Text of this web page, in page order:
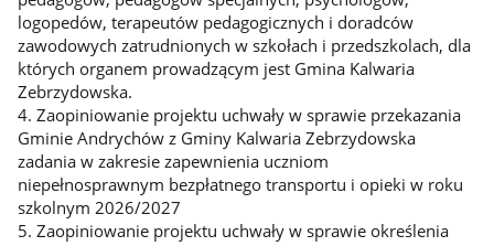
logopedów, terapeutów pedagogicznych i doradców
zawodowych zatrudnionych w szkołach i przedszkolach, dla
których organem prowadzącym jest Gmina Kalwaria
Zebrzydowska.
4. Zaopiniowanie projektu uchwały w sprawie przekazania
Gminie Andrychów z Gminy Kalwaria Zebrzydowska
zadania w zakresie zapewnienia uczniom
niepełnosprawnym bezpłatnego transportu i opieki w roku
szkolnym 2026/2027
5. Zaopiniowanie projektu uchwały w sprawie określenia